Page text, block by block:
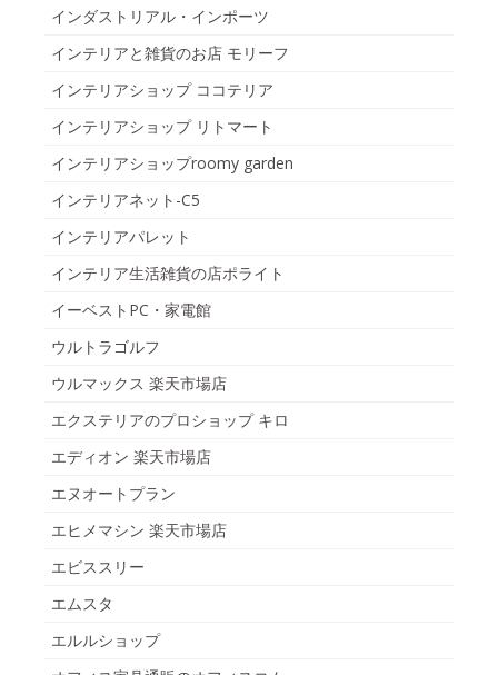
インダストリアル・インポーツ
インテリアと雑貨のお店 モリーフ
インテリアショップ ココテリア
インテリアショップ リトマート
インテリアショップroomy garden
インテリアネット-C5
インテリアパレット
インテリア生活雑貨の店ポライト
イーベストPC・家電館
ウルトラゴルフ
ウルマックス 楽天市場店
エクステリアのプロショップ キロ
エディオン 楽天市場店
エヌオートプラン
エヒメマシン 楽天市場店
エビススリー
エムスタ
エルルショップ